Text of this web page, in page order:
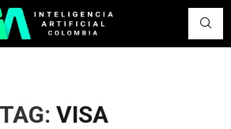
TAG: VISA